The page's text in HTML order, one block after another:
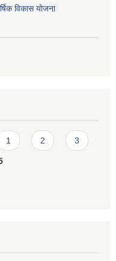
विकास योजना
1 2 3